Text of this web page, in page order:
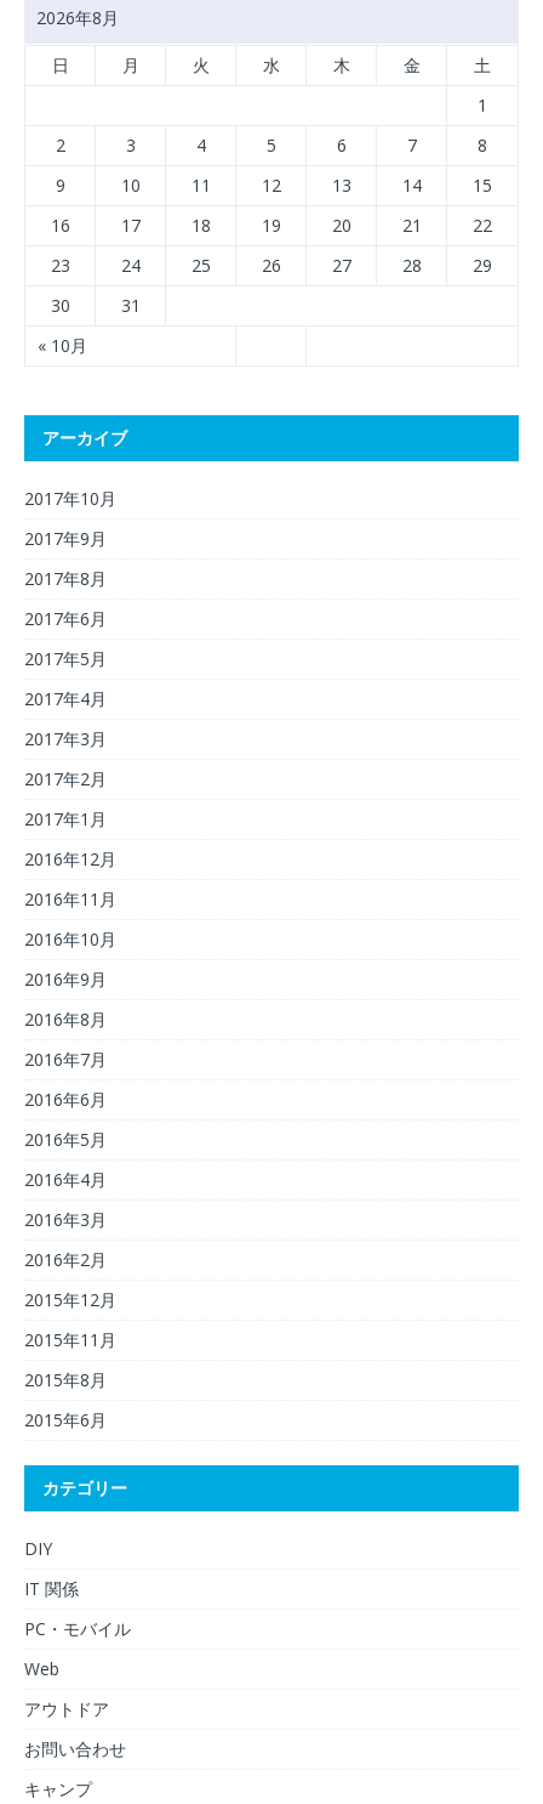
2026年8月
日 月 火 水 木 金 土
« 10月
1
2
3 4 5 6 7
8
9
10 11 12 13 14
15
16
17 18 19 20 21
22
23
24 25 26 27 28
29
30
31
アーカイブ
2017年10月
2017年9月
2017年8月
2017年6月
2017年5月
2017年4月
2017年3月
2017年2月
2017年1月
2016年12月
2016年11月
2016年10月
2016年9月
2016年8月
2016年7月
2016年6月
2016年5月
2016年4月
2016年3月
2016年2月
2015年12月
2015年11月
2015年8月
2015年6月
カテゴリー
DIY
IT 関係
PC・モバイル
Web
アウトドア
お問い合わせ
キャンプ